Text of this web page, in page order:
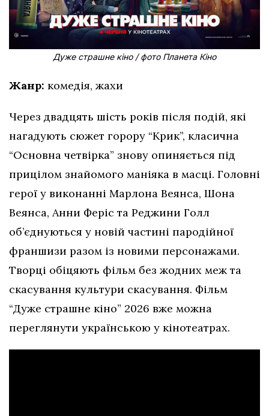
Дуже страшне кіно / фото Планета Кіно
Жанр: комедія, жахи
Через двадцять шість років після подій, які
нагадують сюжет горору “Крик”, класична
“Основна четвірка” знову опиняється під
прицілом знайомого маніяка в масці. Головні
герої у виконанні Марлона Веянса, Шона
Веянса, Анни Феріс та Реджини Голл
об’єднуються у новій частині пародійної
франшизи разом із новими персонажами.
Творці обіцяють фільм без жодних меж та
скасування культури скасування. Фільм
“Дуже страшне кіно” 2026 вже можна
переглянути українською у кінотеатрах.